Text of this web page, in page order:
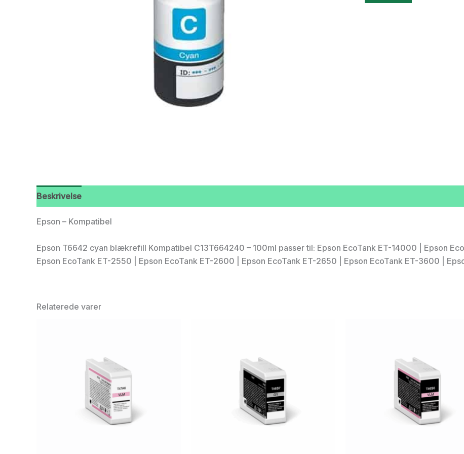
Beskrivelse
Epson – Kompatibel
Epson T6642 cyan blækrefill Kompatibel C13T664240 – 100ml passer til: Epson EcoTank ET-14000 | Epson
Epson EcoTank ET-2550 | Epson EcoTank ET-2600 | Epson EcoTank ET-2650 | Epson EcoTank ET-3600 |
Relaterede varer